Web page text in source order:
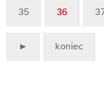
35 36
► koniec